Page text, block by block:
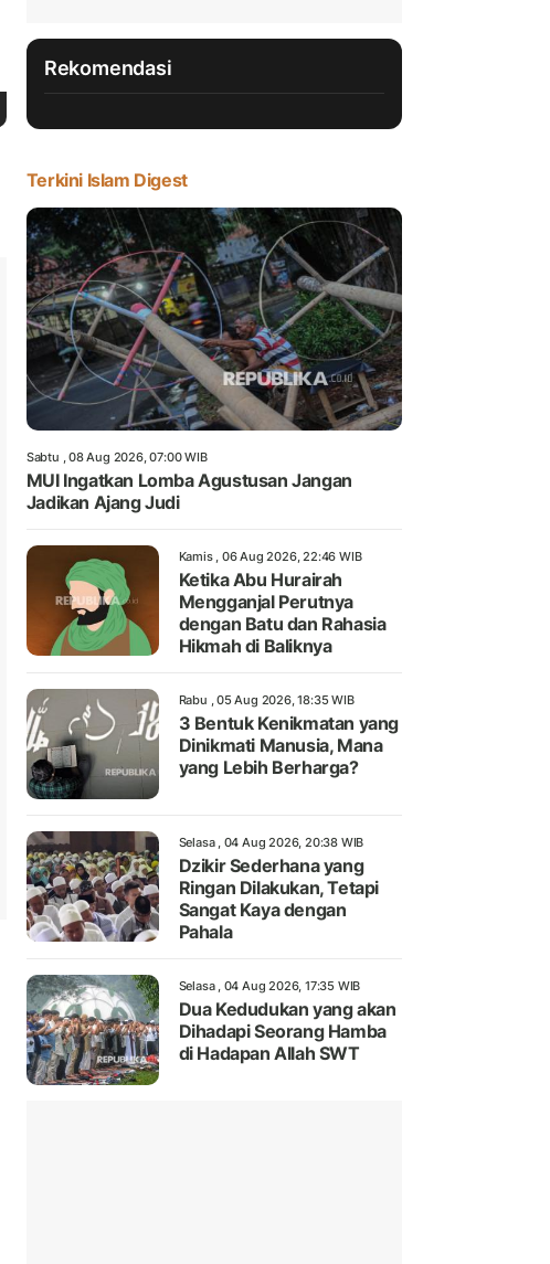
Rekomendasi
Terkini Islam Digest
Sabtu , 08 Aug 2026, 07:00 WIB
MUI Ingatkan Lomba Agustusan Jangan
Jadikan Ajang Judi
Kamis , 06 Aug 2026, 22:46 WIB
Ketika Abu Hurairah
Mengganjal Perutnya
dengan Batu dan Rahasia
Hikmah di Baliknya
Rabu , 05 Aug 2026, 18:35 WIB
3 Bentuk Kenikmatan yang
Dinikmati Manusia, Mana
yang Lebih Berharga?
Selasa , 04 Aug 2026, 20:38 WIB
Dzikir Sederhana yang
Ringan Dilakukan, Tetapi
Sangat Kaya dengan
Pahala
Selasa , 04 Aug 2026, 17:35 WIB
Dua Kedudukan yang akan
Dihadapi Seorang Hamba
di Hadapan Allah SWT